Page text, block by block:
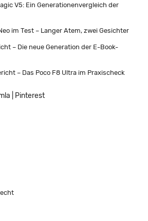
V5: Ein Generationenvergleich der
im Test – Langer Atem, zwei Gesichter
– Die neue Generation der E-Book-
– Das Poco F8 Ultra im Praxischeck
Pinterest